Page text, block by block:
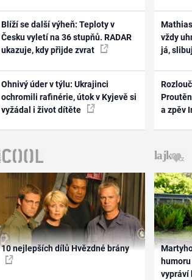
Blíží se další výheň: Teploty v
Česku vyletí na 36 stupňů. RADAR
ukazuje, kdy přijde zvrat
Ohnivý úder v týlu: Ukrajinci
ochromili rafinérie, útok v Kyjevě si
vyžádal i život dítěte
vždy
já,
a zpěv
10 nejlepších dílů Hvězdné brány
vypráví